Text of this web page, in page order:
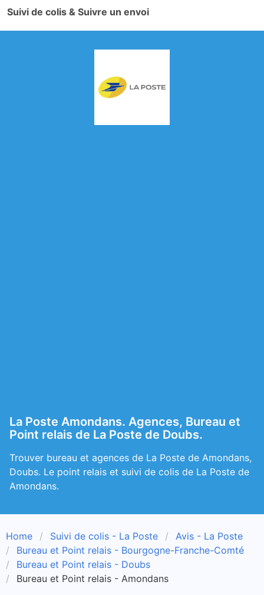
Suivi de colis & Suivre un envoi
La Poste Amondans. Agences, Bureau et
Point relais de La Poste de Doubs.
Trouver bureau et agences de La Poste de Amondans,
Doubs. Le point relais et suivi de colis de La Poste de
Amondans.
Home Suivi de colis - La Poste
Avis - La Poste
Bureau et Point relais - Bourgogne-Franche-Comté
Bureau et Point relais - Doubs
Bureau et Point relais - Amondans